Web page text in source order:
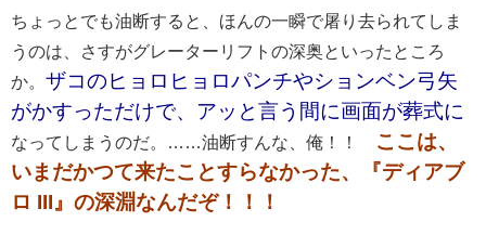
ちょっとでも油断すると、ほんの一瞬で屠り去られてしま
うのは、さすがグレーターリフトの深奥といったところ
か。 ザコのヒョロヒョロパンチやションベン弓矢
がかすっただけで、アッと言う間に画面が葬式に
なってしまうのだ。……油断すんな、俺！！
ここは、
いまだかつて来たことすらなかった、『ディアブ
ロ III』の深淵なんだぞ！！！